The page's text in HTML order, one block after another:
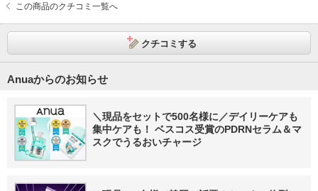
この商品のクチコミ一覧へ
クチコミする
Anuaからのお知らせ
＼現品をセットで500名様に／デイリーケアも
集中ケアも！ ベスコス受賞のPDRNセラム＆マ
スクでうるおいチャージ